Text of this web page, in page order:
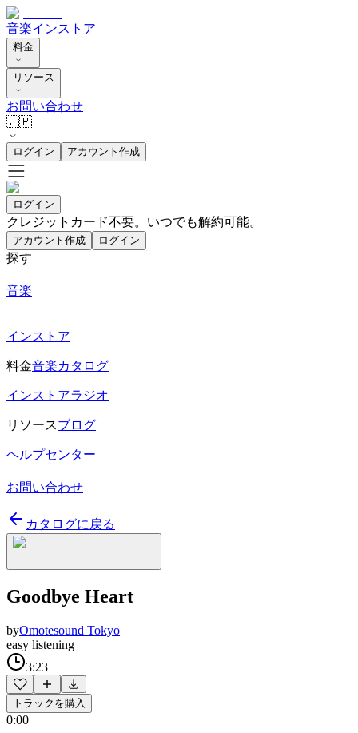
音楽インストア
料金
リソース
お問い合わせ
🇯🇵
ログイン アカウント作成
ログイン
クレジットカード不要。いつでも解約可能。
アカウント作成 ログイン
探す
音楽
インストア
料金音楽カタログ
インストアラジオ
リソースブログ
ヘルプセンター
お問い合わせ
カタログに戻る
Goodbye Heart
byOmotesound Tokyo
easy listening
3:23
トラックを購入
0:00